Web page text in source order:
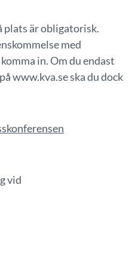
plats är obligatorisk.
med
in. Om du endast
www.kva.se ska du dock
vid